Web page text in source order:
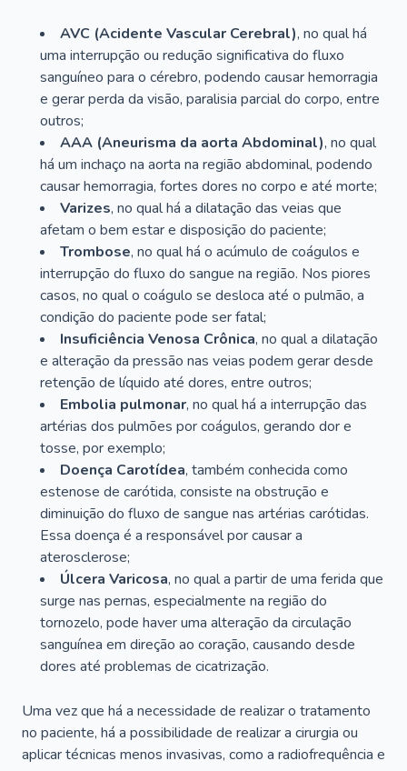
AVC (Acidente Vascular Cerebral), no qual há
uma interrupção ou redução significativa do fluxo
sanguíneo para o cérebro, podendo causar hemorragia
e gerar perda da visão, paralisia parcial do corpo, entre
outros;
AAA (Aneurisma da aorta Abdominal), no qual
há um inchaço na aorta na região abdominal, podendo
causar hemorragia, fortes dores no corpo e até morte;
Varizes, no qual há a dilatação das veias que
afetam o bem estar e disposição do paciente;
Trombose, no qual há o acúmulo de coágulos e
interrupção do fluxo do sangue na região. Nos piores
casos, no qual o coágulo se desloca até o pulmão, a
condição do paciente pode ser fatal;
Insuficiência Venosa Crônica, no qual a dilatação
e alteração da pressão nas veias podem gerar desde
retenção de líquido até dores, entre outros;
Embolia pulmonar, no qual há a interrupção das
artérias dos pulmões por coágulos, gerando dor e
tosse, por exemplo;
Doença Carotídea, também conhecida como
estenose de carótida, consiste na obstrução e
diminuição do fluxo de sangue nas artérias carótidas.
Essa doença é a responsável por causar a
aterosclerose;
Úlcera Varicosa, no qual a partir de uma ferida que
surge nas pernas, especialmente na região do
tornozelo, pode haver uma alteração da circulação
sanguínea em direção ao coração, causando desde
dores até problemas de cicatrização.
Uma vez que há a necessidade de realizar o tratamento
no paciente, há a possibilidade de realizar a cirurgia ou
aplicar técnicas menos invasivas, como a radiofrequência e